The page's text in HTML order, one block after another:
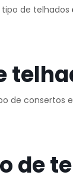
de telhados
de consertos
de